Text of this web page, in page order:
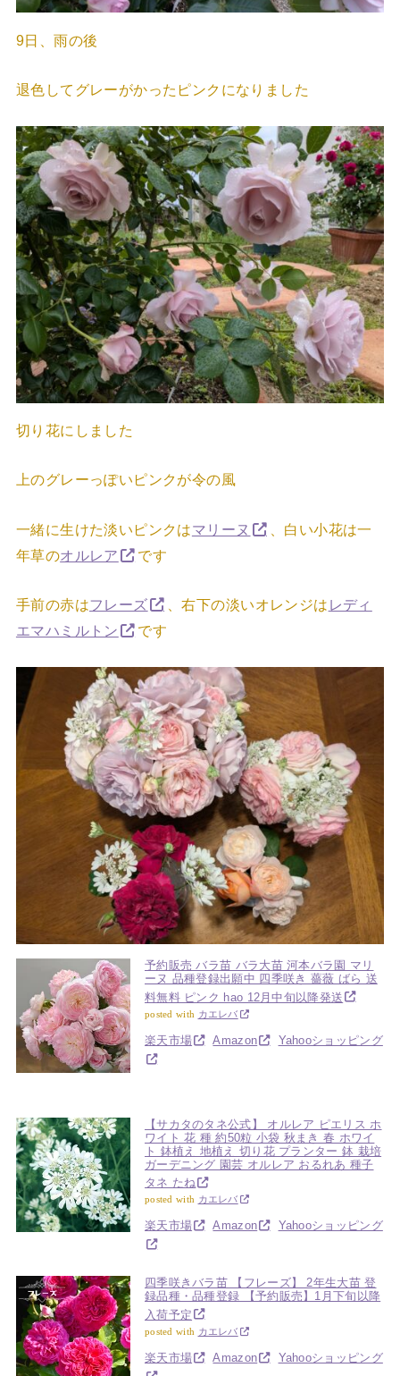
9日、雨の後
退色してグレーがかったピンクになりました
切り花にしました
上のグレーっぽいピンクが令の風
一緒に生けた淡いピンクはマリーヌ
、白い小花は一
年草のオルレア です
手前の赤はフレーズ 、右下の淡いオレンジは レディ
エマハミルトン
です
予約販売 バラ苗 バラ大苗 河本バラ園 マリ
ーヌ 品種登録出願中 四季咲き 薔薇 ばら 送
料無料 ピンク hao 12月中旬以降発送
posted with カエレバ
楽天市場 Amazon Yahooショッピング
【サカタのタネ公式】 オルレア ピエリス ホ
ワイト 花 種 約50粒 小袋 秋まき 春 ホワイ
ト 鉢植え 地植え 切り花 プランター 鉢 栽培
ガーデニング 園芸 オルレア おるれあ 種子
タネ たね
posted with カエレバ
楽天市場 Amazon Yahooショッピング
四季咲きバラ苗 【フレーズ】 2年生大苗 登
録品種・品種登録 【予約販売】1月下旬以降
入荷予定
posted with カエレバ
楽天市場 Amazon Yahooショッピング